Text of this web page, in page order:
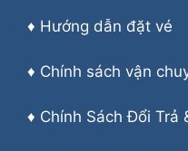
♦ Hướng dẫn đặt vé
♦ Chính sách vận
♦ Chính Sách Đổi Trả